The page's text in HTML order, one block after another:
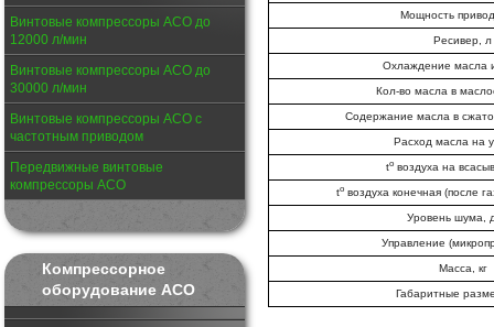
Винтовые компрессоры АСО до
12000 л/мин
Винтовые компрессоры АСО до
30000 л/мин
Винтовые компрессоры АСО с
частотным приводом
Передвижные винтовые
компрессоры АСО
Компрессорное
оборудование АСО
Мощность
Ресивер, л
Охлаждение масла
Кол-во масла в
Содержание масла в
Расход масла на
to воздуха на
tо воздуха конечная (после
Уровень шума,
Управление
Масса, кг
Габаритные